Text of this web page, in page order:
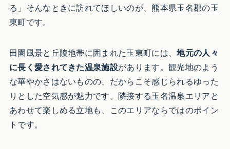
る」そんなときに訪れてほしいのが、熊本県玉名郡の玉
東町です。
田園風景と丘陵地帯に囲まれた玉東町には、地元の人々
に長く愛されてきた温泉施設があります。観光地のよう
な華やかさはないものの、だからこそ感じられるゆった
りとした空気感が魅力です。隣接する玉名温泉エリアと
あわせて楽しめる立地も、このエリアならではのポイン
トです。